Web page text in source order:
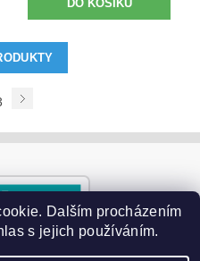
Dalším procházením
s jejich používáním.